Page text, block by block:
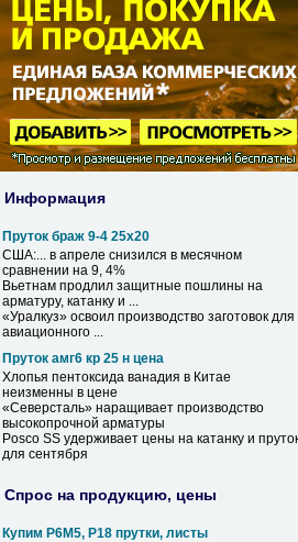
Информация
Пруток браж 9-4 25х20
США:... в апреле снизился в месячном
сравнении на 9, 4%
Вьетнам продлил защитные пошлины на
арматуру, катанку и ...
«Уралкуз» освоил производство заготовок для
авиационного ...
Пруток амг6 кр 25 н цена
Хлопья пентоксида ванадия в Китае
неизменны в цене
«Северсталь» наращивает производство
высокопрочной арматуры
Posco SS удерживает цены на катанку и
для сентября
Спрос на продукцию, цены
Купим Р6М5, Р18 прутки, листы